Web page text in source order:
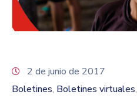
2 de junio de 2017
Boletines‚ Boletines virtuales‚